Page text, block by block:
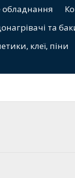
обладнання
та
клеї, піни